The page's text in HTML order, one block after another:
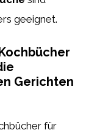
geeignet.
Gerichten
für